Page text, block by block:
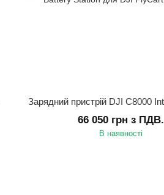
66 050 грн з ПДВ.
В наявності